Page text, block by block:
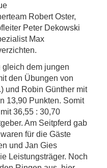
Robert Oster,
Peter Dekowski
Max
gleich dem jungen
den Übungen von
und Robin Günther mit
13,90 Punkten. Somit
36,55 : 30,70
Am Seitpferd gab
für die Gäste
und Jan Gies
Leistungsträger. Noch